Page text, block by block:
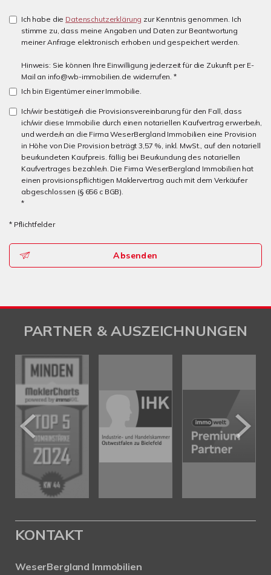
Ich habe die Datenschutzerklärung zur Kenntnis genommen. Ich
stimme zu, dass meine Angaben und Daten zur Beantwortung
meiner Anfrage elektronisch erhoben und gespeichert werden.
Hinweis: Sie können Ihre Einwilligung jederzeit für die Zukunft per E-
Mail an info@wb-immobilien.de widerrufen. *
Ich bin Eigentümer einer Immobilie.
Ich/wir bestätige/n die Provisionsvereinbarung für den Fall, dass
ich/wir diese Immobilie durch einen notariellen Kaufvertrag erwerbe/n,
und werde/n an die Firma WeserBergland Immobilien eine Provision
in Höhe von Die Provision beträgt 3,57 %, inkl. MwSt., auf den notariell
beurkundeten Kaufpreis. fällig bei Beurkundung des notariellen
Kaufvertrages bezahle/n. Die Firma WeserBergland Immobilien hat
einen provisionspflichtigen Maklervertrag auch mit dem Verkäufer
abgeschlossen (§ 656 c BGB).
*
* Pflichtfelder
Absenden
PARTNER & AUSZEICHNUNGEN
KONTAKT
WeserBergland Immobilien